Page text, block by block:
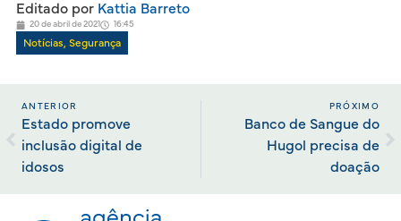
Editado porKattia Barreto
20 de abril de 2021 16:45
Notícias Segurança
ANTERIOR
Estado promove
inclusão digital de
idosos
PRÓXIMO
Banco de Sangue do
Hugol precisa de
doação